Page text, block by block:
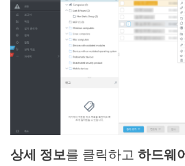
상세 정보를 클릭하고 하드웨